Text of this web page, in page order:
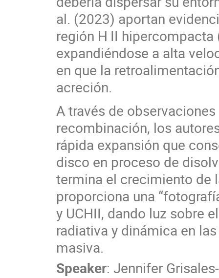
al. (2023) aportan
región H II
expandiéndose a alta
en que la
acreción.
A través de
recombinación, los
rápida expansión que
disco en proceso de
termina el crecimiento de
proporciona una
y UCHII, dando luz sobre
radiativa y dinámica en
masiva.
Speaker: Jennifer